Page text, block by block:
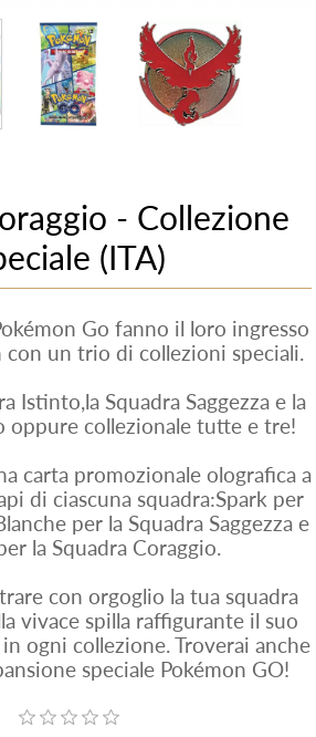
- Collezione
(ITA)
Go fanno il loro ingresso
con un trio di collezioni speciali.
Istinto,la Squadra Saggezza e la
oppure collezionale tutte e tre!
carta promozionale olografica a
di ciascuna squadra:Spark per
per la Squadra Saggezza e
la Squadra Coraggio.
con orgoglio la tua squadra
vivace spilla raffigurante il suo
ogni collezione. Troverai anche
speciale Pokémon GO!